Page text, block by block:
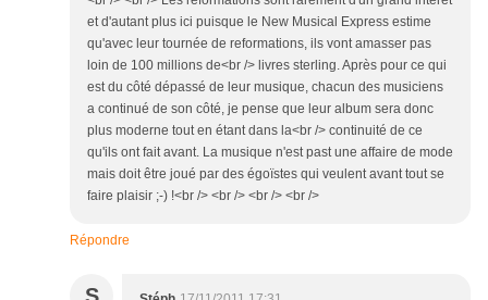
et d'autant plus ici puisque le New Musical Express estime
qu'avec leur tournée de reformations, ils vont amasser pas
loin de 100 millions de<br /> livres sterling. Après pour ce qui
est du côté dépassé de leur musique, chacun des musiciens
a continué de son côté, je pense que leur album sera donc
plus moderne tout en étant dans la<br /> continuité de ce
qu'ils ont fait avant. La musique n'est past une affaire de mode
mais doit être joué par des égoïstes qui veulent avant tout se
faire plaisir ;-) !<br /> <br /> <br /> <br />
Répondre